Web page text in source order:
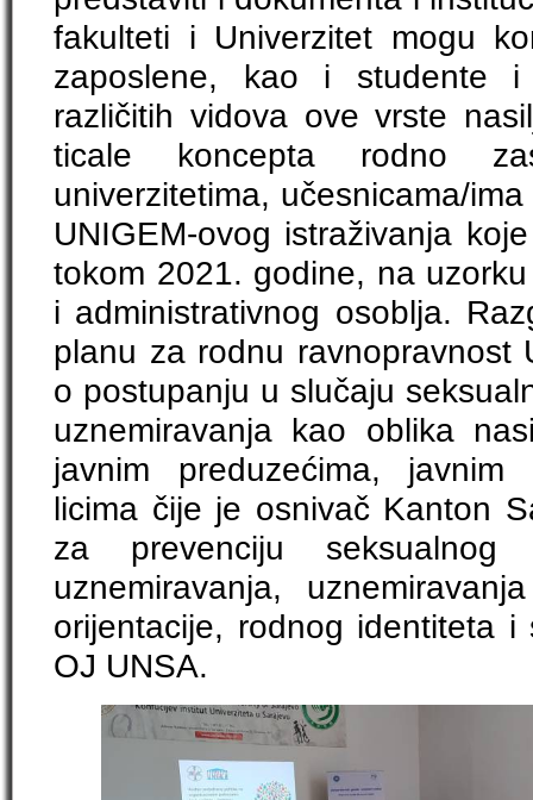
fakulteti i Univerzitet mogu
zaposlene, kao i studente
različitih vidova ove vrste
ticale koncepta rodno
univerzitetima, učesnicama/
UNIGEM-ovog istraživanja
tokom 2021. godine, na
i administrativnog osoblja.
planu za rodnu ravnopravnost
o postupanju u slučaju
uznemiravanja kao oblika
javnim preduzećima,
licima čije je osnivač Kanton
za prevenciju
uznemiravanja,
orijentacije, rodnog identiteta i
OJ UNSA.